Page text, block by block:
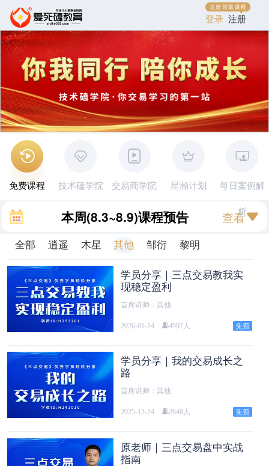
登录 注册
免费课程 技术磕学院 交易商学院 星瀚计划 每日案例解
析
本周(8.3~8.9)课程预告 查看
全部 逍遥 木星 其他 邹衍 黎明
学员分享｜三点交易教我实
现稳定盈利
首席讲师：其他
2026-01-14 4997人
学员分享｜我的交易成长之
路
首席讲师：其他
2025-12-24 2648人
原老师｜三点交易盘中实战
指南